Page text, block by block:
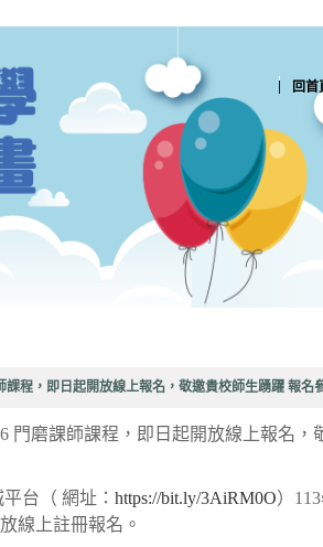
回首
程，即日起開放線上報名，敬邀貴校師生踴躍 報名
門磨課師課程，即日起開放線上報名，
台（ 網址： https://bit.ly/3AiRM0O）
線上註冊報名。